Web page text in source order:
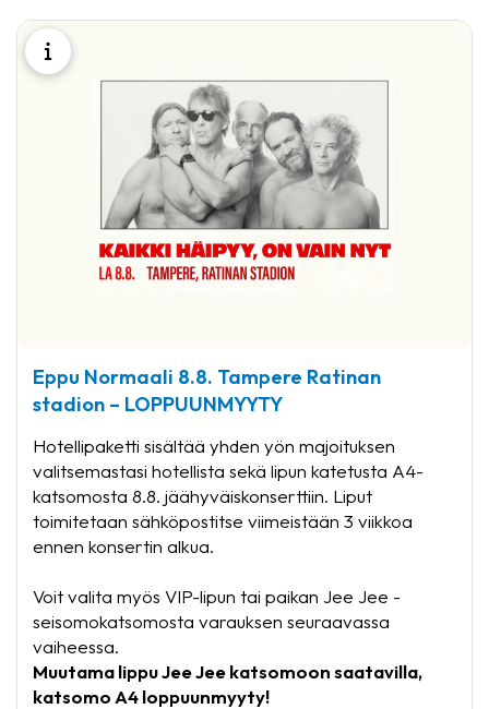
Eppu Normaali 8.8. Tampere Ratinan
stadion – LOPPUUNMYYTY
Hotellipaketti sisältää yhden yön majoituksen
valitsemastasi hotellista sekä lipun katetusta A4-
katsomosta 8.8. jäähyväiskonserttiin. Liput
toimitetaan sähköpostitse viimeistään 3 viikkoa
ennen konsertin alkua.
Voit valita myös VIP-lipun tai paikan Jee Jee -
seisomokatsomosta varauksen seuraavassa
vaiheessa.
Muutama lippu Jee Jee katsomoon saatavilla,
katsomo A4 loppuunmyyty!